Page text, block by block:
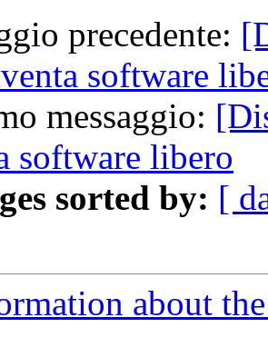
precedente:
software
messaggio:
software libero
sorted by: [
about